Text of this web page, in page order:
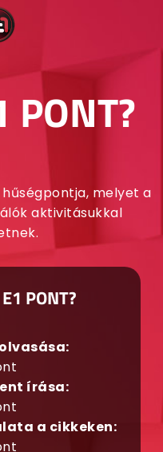
PONT?
hűségpontja, melyet a
aktivitásukkal
PONT?
írása:
a cikkeken: